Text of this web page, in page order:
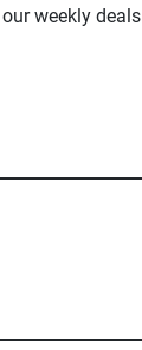
weekly deals